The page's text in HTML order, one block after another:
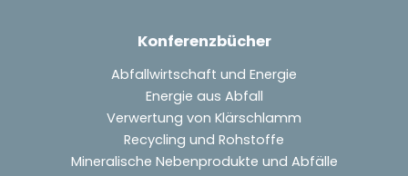
Konferenzbücher
Abfallwirtschaft und Energie
Energie aus Abfall
Verwertung von Klärschlamm
Recycling und Rohstoffe
Mineralische Nebenprodukte und Abfälle